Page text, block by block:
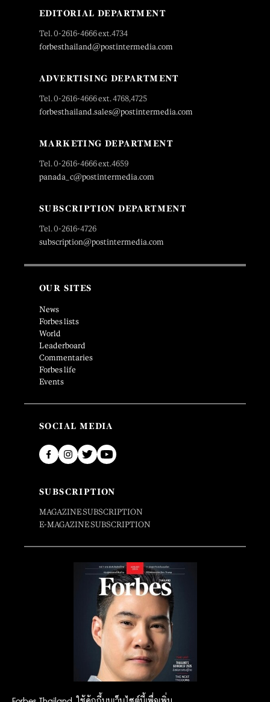
EDITORIAL DEPARTMENT
Tel. 0-2616-4666 ext.4734
forbesthailand@postintermedia.com
ADVERTISING DEPARTMENT
Tel. 0-2616-4666 ext. 4768,4725
forbesthailand.sales@postintermedia.com
MARKETING DEPARTMENT
Tel. 0-2616-4666 ext.4659
panada_c@postintermedia.com
SUBSCRIPTION DEPARTMENT
Tel. 0-2616-4726
subscription@postintermedia.com
OUR SITES
News
Forbes lists
World
Leaderboard
Commentaries
Forbes life
Events
SOCIAL MEDIA
SUBSCRIPTION
MAGAZINE SUBSCRIPTION
E-MAGAZINE SUBSCRIPTION